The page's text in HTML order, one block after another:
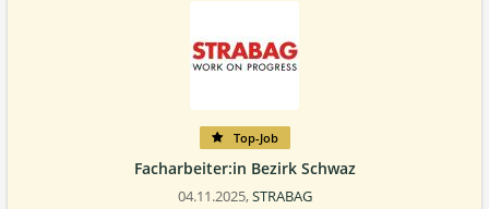
Top-Job
Facharbeiter:in Bezirk Schwaz
04.11.2025,STRABAG